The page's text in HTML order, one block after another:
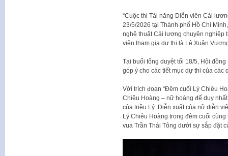
“Cuộc thi Tài năng Diễn viên Cải
23/5/2026 tại Thành phố Hồ Chí
nghệ thuật Cải lương chuyên nghiệp
viên tham gia dự thi là Lê Xuân
Tại buổi tổng duyệt tối 18/5, Hội
góp ý cho các tiết mục dự thi của các
Với trích đoạn “Đêm cuối Lý Chiêu
Chiêu Hoàng – nữ hoàng đế duy
của triều Lý. Diễn xuất của nữ diễn
Lý Chiêu Hoàng trong đêm cuối
vua Trần Thái Tông dưới sự sắp đặt